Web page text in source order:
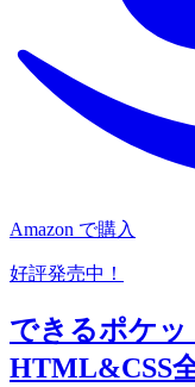
Amazon で購入
好評発売中！
できるポケッ
HTML&CSS